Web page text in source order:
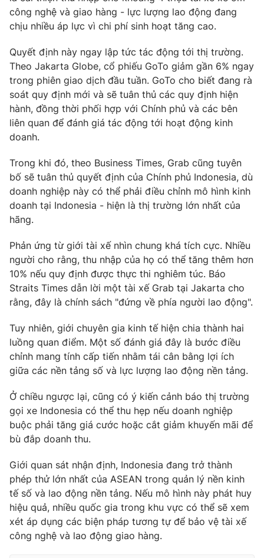
Emagazine Podcast
Photo Infographic
Video Shorts video
VTV Money VTV Thể thao
Thị trường 24h Tấm lòng Việt
VTV4
VTV9 VTV8
Liên hệ tòa soạn English
THỜI BÁO VTV
Theo dõi báo trên
Cơ quan chủ quản:Đài Truyền hình Việt Nam
Giấy phép hoạt động báo in và báo điện tử số 483/GP-BTTTT
cấp ngày 29/12/2023
Tổng Biên tập:Vũ Thanh Thủy
Phó Tổng Biên tập: Nguyễn Thị Mỹ Hạnh, Phạm Quốc Thắng,
Nguyễn Trọng Ninh
công nghệ và giao hàng - lực lượng lao động đang
chịu nhiều áp lực vì chi phí sinh hoạt tăng cao.
Quyết định này ngay lập tức tác động tới thị trường.
Theo Jakarta Globe, cổ phiếu GoTo giảm gần 6% ngay
trong phiên giao dịch đầu tuần. GoTo cho biết đang rà
soát quy định mới và sẽ tuân thủ các quy định hiện
hành, đồng thời phối hợp với Chính phủ và các bên
liên quan để đánh giá tác động tới hoạt động kinh
doanh.
Trong khi đó, theo Business Times, Grab cũng tuyên
bố sẽ tuân thủ quyết định của Chính phủ Indonesia, dù
doanh nghiệp này có thể phải điều chỉnh mô hình kinh
doanh tại Indonesia - hiện là thị trường lớn nhất của
hãng.
Phản ứng từ giới tài xế nhìn chung khá tích cực. Nhiều
người cho rằng, thu nhập của họ có thể tăng thêm hơn
10% nếu quy định được thực thi nghiêm túc. Báo
Straits Times dẫn lời một tài xế Grab tại Jakarta cho
rằng, đây là chính sách "đứng về phía người lao động".
Tuy nhiên, giới chuyên gia kinh tế hiện chia thành hai
luồng quan điểm. Một số đánh giá đây là bước điều
chỉnh mang tính cấp tiến nhằm tái cân bằng lợi ích
giữa các nền tảng số và lực lượng lao động nền tảng.
Ở chiều ngược lại, cũng có ý kiến cảnh báo thị trường
gọi xe Indonesia có thể thu hẹp nếu doanh nghiệp
buộc phải tăng giá cước hoặc cắt giảm khuyến mãi để
bù đắp doanh thu.
Giới quan sát nhận định, Indonesia đang trở thành
phép thử lớn nhất của ASEAN trong quản lý nền kinh
tế số và lao động nền tảng. Nếu mô hình này phát huy
hiệu quả, nhiều quốc gia trong khu vực có thể sẽ xem
xét áp dụng các biện pháp tương tự để bảo vệ tài xế
công nghệ và lao động giao hàng.